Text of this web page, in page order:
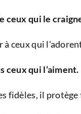
ceux qui le
à ceux qui
ceux qui l’aiment.
fidèles, il